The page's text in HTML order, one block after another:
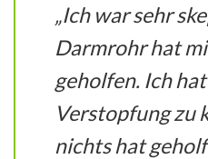
„Ich war sehr
Darmrohr hat
geholfen. Ich
Verstopfung zu
nichts hat